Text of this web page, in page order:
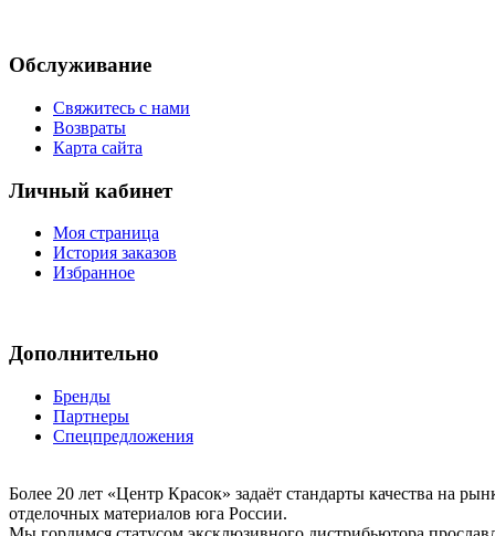
Обслуживание
Свяжитесь с нами
Возвраты
Карта сайта
Личный кабинет
Моя страница
История заказов
Избранное
Дополнительно
Бренды
Партнеры
Спецпредложения
Более 20 лет «Центр Красок» задаёт стандарты качества на
отделочных материалов юга России.